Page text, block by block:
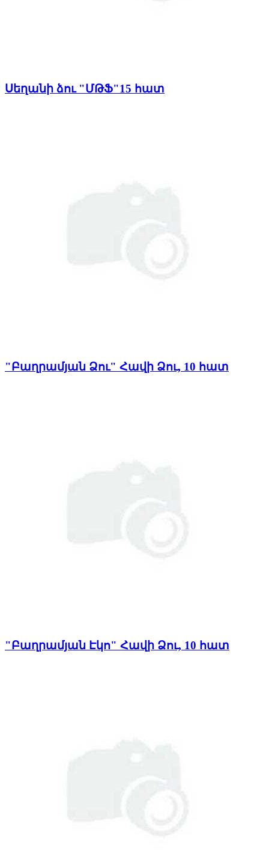
Սեղանի ձու "ՄԹՖ"15 հատ
"Բաղրամյան Ձու" Հավի Ձու, 10 հատ
"Բաղրամյան Էկո" Հավի Ձու, 10 հատ